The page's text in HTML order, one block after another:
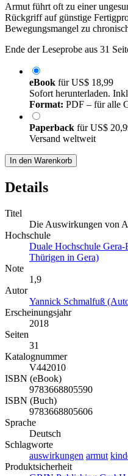
Armut führt oft zu einer
Rückgriff auf günstige
Bewegungsmangel zu
Ende der Leseprobe aus 31
eBook fürUS$ 18,99
Sofort herunterladen.
Format: PDF – für alle
Paperback fürUS$
Versand weltweit
In den Warenkorb
Details
Titel
Die Auswirkungen von
Hochschule
Duale Hochschule Gera-
Thürigen in Gera)
Note
1,9
Autor
Yannick Schmalfuß
Erscheinungsjahr
2018
Seiten
31
Katalognummer
V442010
ISBN (eBook)
9783668805590
ISBN (Buch)
9783668805606
Sprache
Deutsch
Schlagworte
auswirkungen armut
Produktsicherheit